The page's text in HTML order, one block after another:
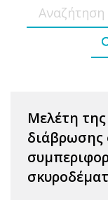
Μελέτη
διάβρωσης